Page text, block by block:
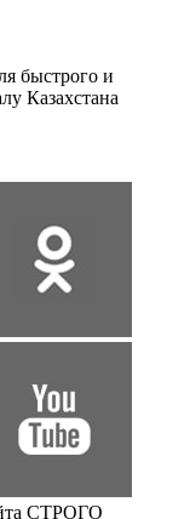
быстрого и
Казахстана
СТРОГО